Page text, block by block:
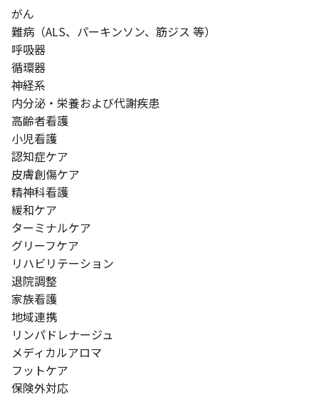
がん
難病（ALS、パーキンソン、筋ジス 等）
呼吸器
循環器
神経系
内分泌・栄養および代謝疾患
高齢者看護
小児看護
認知症ケア
皮膚創傷ケア
精神科看護
緩和ケア
ターミナルケア
グリーフケア
リハビリテーション
退院調整
家族看護
地域連携
リンパドレナージュ
メディカルアロマ
フットケア
保険外対応